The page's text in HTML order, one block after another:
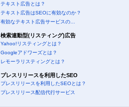
テキスト広告とは？
テキスト広告はSEOに有効なのか？
有効なテキスト広告サービスの…
検索連動型(リスティング)広告
Yahoo!リスティングとは？
Googleアドワーズとは？
レモーラリスティングとは？
プレスリリースを利用したSEO
プレスリリースを利用したSEOとは？
プレスリリース配信代行サービス